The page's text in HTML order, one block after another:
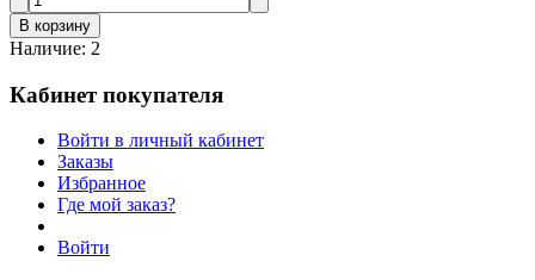
В корзину
Наличие: 2
Кабинет покупателя
Войти в личный кабинет
Заказы
Избранное
Где мой заказ?
Войти